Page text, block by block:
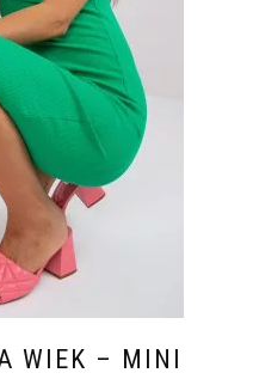
WIEK – MINI